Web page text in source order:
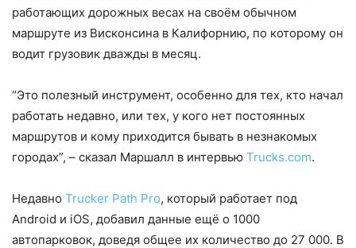
работающих дорожных весах на своём обычном
маршруте из Висконсина в Калифорнию, по которому он
водит грузовик дважды в месяц.
“Это полезный инструмент, особенно для тех, кто начал
работать недавно, или тех, у кого нет постоянных
маршрутов и кому приходится бывать в незнакомых
городах”, – сказал Маршалл в интервью Trucks.com.
Недавно Trucker Path Pro, который работает под
Android и iOS, добавил данные ещё о 1000
автопарковок, доведя общее их количество до 27 000. В